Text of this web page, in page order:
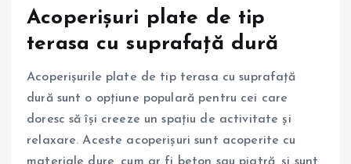
Acoperișuri plate de tip
terasa cu suprafață dură
Acoperișurile plate de tip terasa cu suprafață
dură sunt o opțiune populară pentru cei care
doresc să își creeze un spațiu de activitate și
relaxare. Aceste acoperișuri sunt acoperite cu
materiale dure, cum ar fi beton sau piatră, și sunt